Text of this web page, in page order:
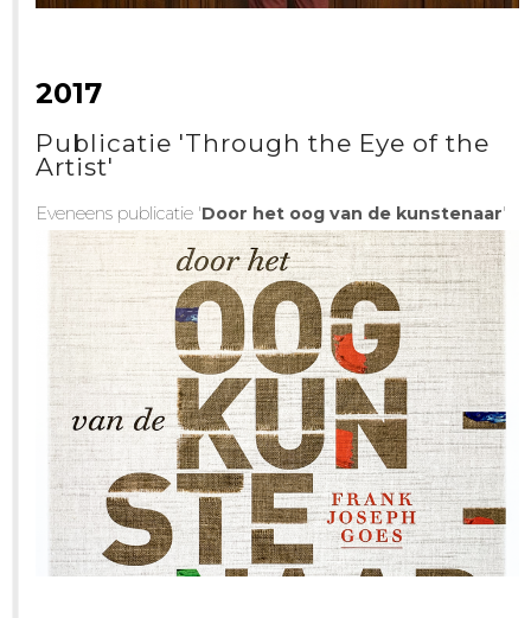
2017
Publicatie 'Through the Eye of the
Artist'
Eveneens publicatie 'Door het oog van de kunstenaar'